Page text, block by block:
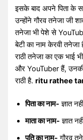
इसके बाद अपने पिता के
उन्होंने गौरव तनेजा जी
तनेजा भी पेशे से
बेटी का नाम केरवी तनेजा
राठी तनेजा का एक भाई
और YouTuber हैं, उनकी
राठी है.ritu rathee
पिता का नाम- ज्ञात
माता का नाम- ज्ञात
पति का नाम- गौरव